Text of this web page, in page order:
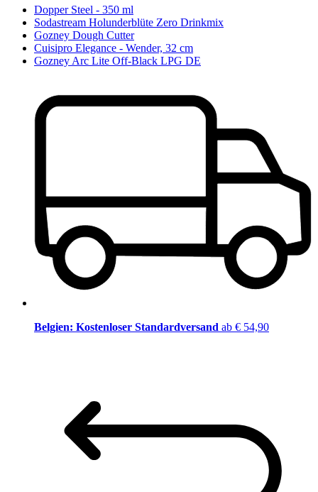
Dopper Steel - 350 ml
Sodastream Holunderblüte Zero Drinkmix
Gozney Dough Cutter
Cuisipro Elegance - Wender, 32 cm
Gozney Arc Lite Off-Black LPG DE
Belgien: Kostenloser Standardversand ab € 54,90